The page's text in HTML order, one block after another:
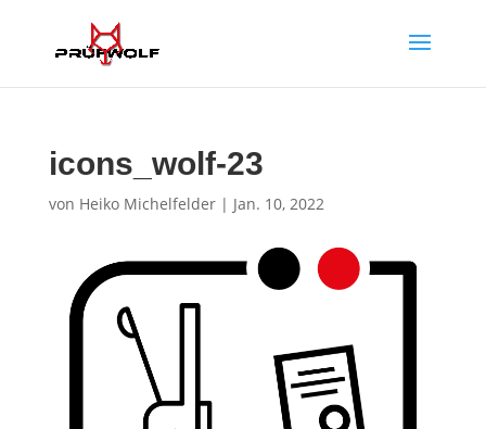
icons_wolf-23
von Heiko Michelfelder| Jan. 10, 2022